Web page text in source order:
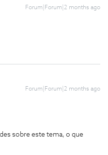
Forum|Forum|2 months ago
Forum|Forum|2 months ago
sobre este tema, o que